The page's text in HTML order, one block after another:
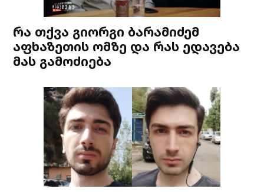
რა თქვა გიორგი ბარამიძემ
აფხაზეთის ომზე და რას ედავება
მას გამოძიება